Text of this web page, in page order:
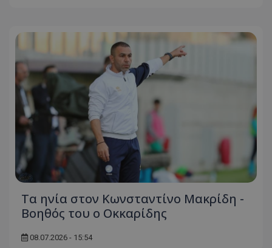
Τα ηνία στον Κωνσταντίνο Μακρίδη -
Βοηθός του ο Οκκαρίδης
08.07.2026 - 15:54